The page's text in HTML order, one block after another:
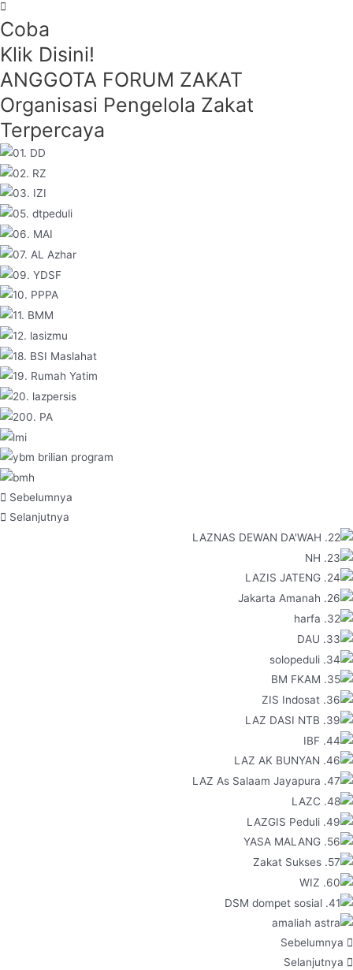
Coba
Klik Disini!
ANGGOTA FORUM ZAKAT
Organisasi Pengelola Zakat
Terpercaya
Sebelumnya
Selanjutnya
Sebelumnya
Selanjutnya